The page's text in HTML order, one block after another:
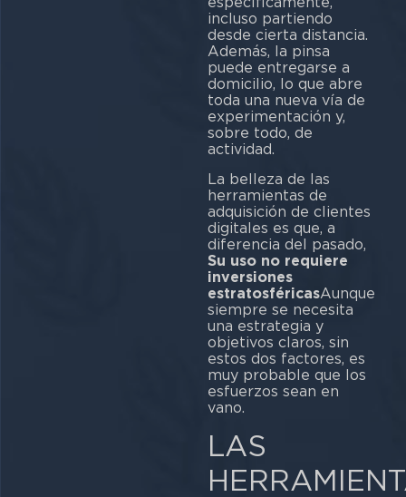
incluso partiendo
desde cierta distancia.
Además, la pinsa
puede entregarse a
domicilio, lo que abre
toda una nueva vía de
experimentación y,
sobre todo, de
actividad.
La belleza de las
herramientas de
adquisición de clientes
digitales es que, a
diferencia del pasado,
Su uso no requiere
inversiones
estratosféricasAunque
siempre se necesita
una estrategia y
objetivos claros, sin
estos dos factores, es
muy probable que los
esfuerzos sean en
vano.
LAS